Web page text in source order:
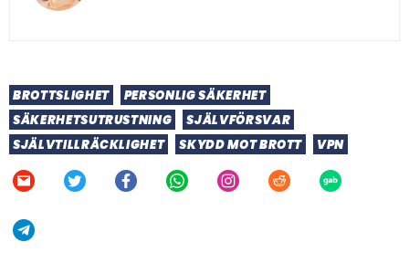
BROTTSLIGHET
PERSONLIG SÄKERHET
SÄKERHETSUTRUSTNING
SJÄLVFÖRSVAR
SJÄLVTILLRÄCKLIGHET
SKYDD MOT BROTT VPN